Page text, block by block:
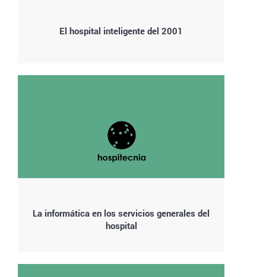
El hospital inteligente del 2001
La informática en los servicios generales del
hospital